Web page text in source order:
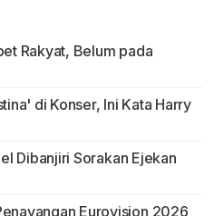
Rakyat, Belum pada
di Konser, Ini Kata Harry
Dibanjiri Sorakan Ejekan
Eurovision 2026